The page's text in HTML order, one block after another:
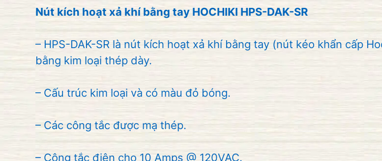
Nút kích hoạt xả khí bằng tay HOCHIKI HPS-DAK-SR
– HPS-DAK-SR là nút kích hoạt xả khí bằng tay (nút kéo khẩn cấp
bằng kim loại thép dày.
– Cấu trúc kim loại và có màu đỏ bóng.
– Các công tắc được mạ thép.
– Công tắc điện cho 10 Amps @ 120VAC.